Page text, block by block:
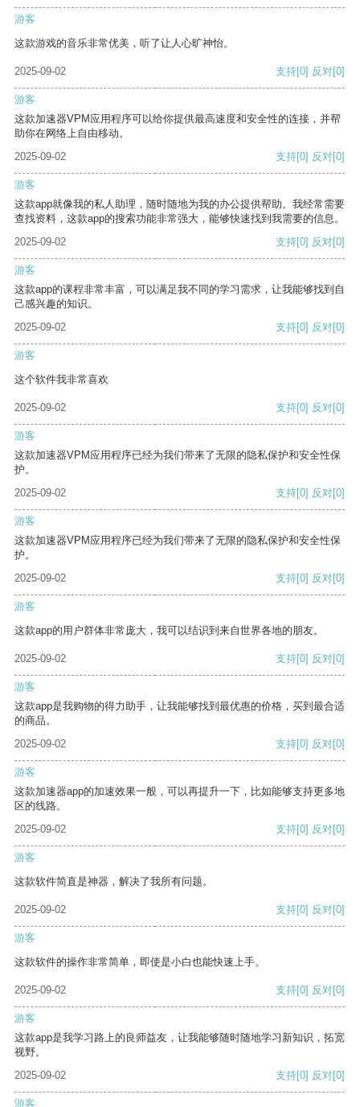
游客
这款游戏的音乐非常优美，听了让人心旷神怡。
2025-09-02 支持[0] 反对[0]
游客
这款加速器VPM应用程序可以给你提供最高速度和安全性的连接，并帮
助你在网络上自由移动。
2025-09-02
支持[0] 反对[0]
游客
这款app就像我的私人助理，随时随地为我的办公提供帮助。我经常需要
查找资料，这款app的搜索功能非常强大，能够快速找到我需要的信息。
2025-09-02
支持[0] 反对[0]
游客
这款app的课程非常丰富，可以满足我不同的学习需求，让我能够找到自
己感兴趣的知识。
2025-09-02
支持[0] 反对[0]
游客
这个软件我非常喜欢
2025-09-02 支持[0] 反对[0]
游客
这款加速器VPM应用程序已经为我们带来了无限的隐私保护和安全性保
护。
2025-09-02
支持[0] 反对[0]
游客
这款加速器VPM应用程序已经为我们带来了无限的隐私保护和安全性保
护。
2025-09-02
支持[0] 反对[0]
游客
这款app的用户群体非常庞大，我可以结识到来自世界各地的朋友。
2025-09-02 支持[0] 反对[0]
游客
这款app是我购物的得力助手，让我能够找到最优惠的价格，买到最合适
的商品。
2025-09-02
支持[0] 反对[0]
游客
这款加速器app的加速效果一般，可以再提升一下，比如能够支持更多地
区的线路。
2025-09-02
支持[0] 反对[0]
游客
这款软件简直是神器，解决了我所有问题。
2025-09-02 支持[0] 反对[0]
游客
这款软件的操作非常简单，即使是小白也能快速上手。
2025-09-02 支持[0] 反对[0]
游客
这款app是我学习路上的良师益友，让我能够随时随地学习新知识，拓宽
视野。
2025-09-02
支持[0] 反对[0]
游客